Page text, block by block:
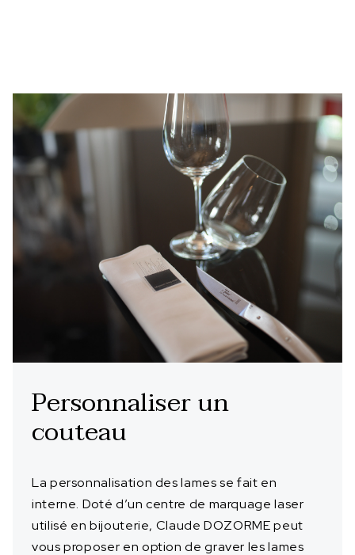
Personnaliser un
couteau
La personnalisation des lames se fait en
interne. Doté d’un centre de marquage laser
utilisé en bijouterie, Claude DOZORME peut
vous proposer en option de graver les lames